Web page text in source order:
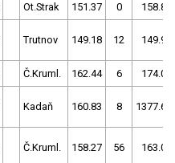
Ot.Strak 151.37 0 158.86
Trutnov 149.18 12 149.95
Č.Kruml. 162.44 6 174.00
Kadaň 160.83 8 1377.68
Č.Kruml. 158.27 56 163.04